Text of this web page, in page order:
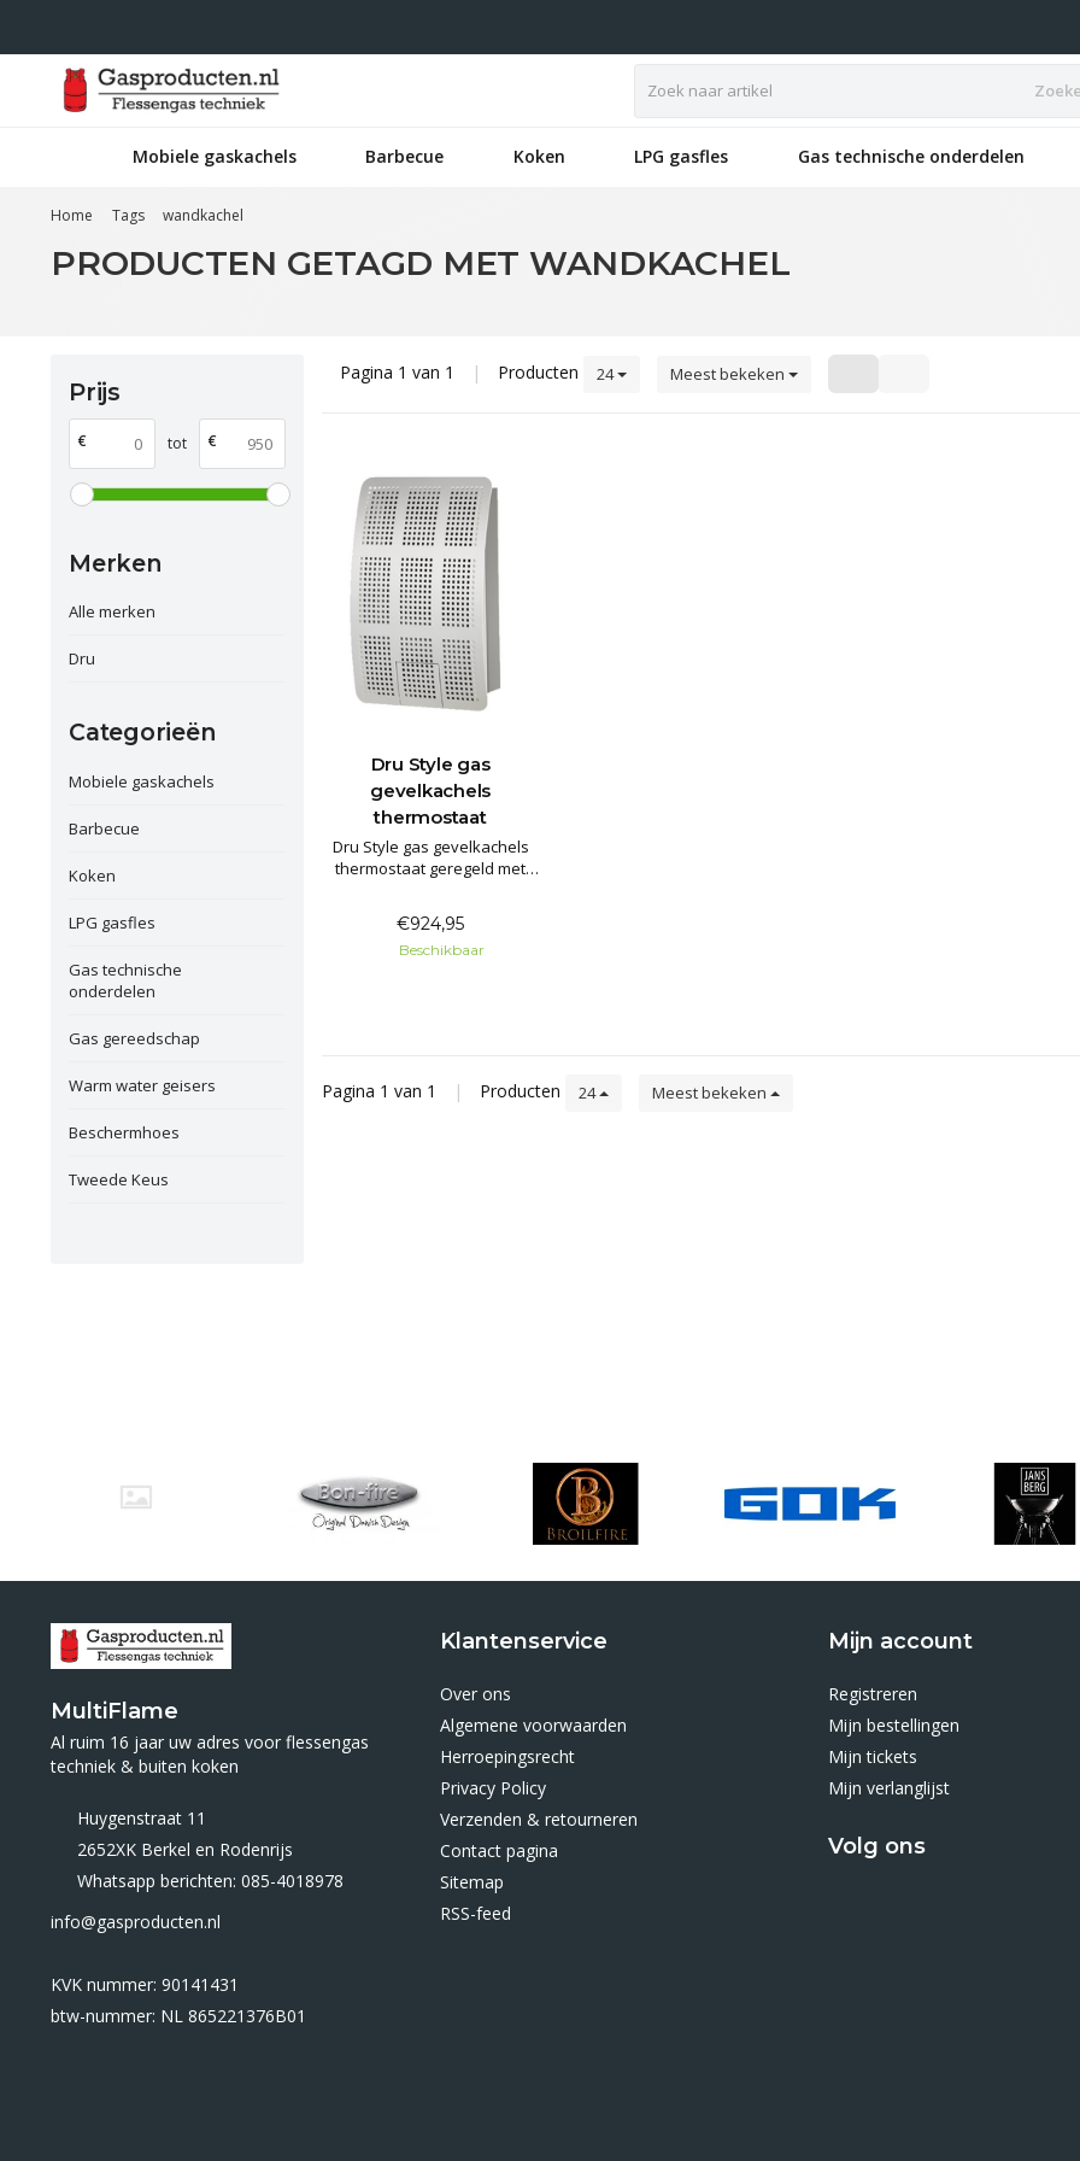
Mobiele gaskachels Barbecue Koken LPG gasfles Gas technische onderdelen
Home Tags wandkachel
PRODUCTEN GETAGD MET WANDKACHEL
Prijs
€ tot €
Merken
Alle merken
Dru
Categorieën
Mobiele gaskachels
Barbecue
Koken
LPG gasfles
Gas technische
onderdelen
Gas gereedschap
Warm water geisers
Beschermhoes
Tweede Keus
Pagina 1 van 1 | Producten 24 Meest bekeken
Dru Style gas
gevelkachels
thermostaat
Dru Style gas gevelkachels
thermostaat geregeld met
vormgegeven gevelkachels
met een flinke capaciteit en
een hoog rendement (HR+).
€924,95
Beschikbaar
Pagina 1 van 1 | Producten 24 Meest bekeken
MultiFlame
Al ruim 16 jaar uw adres voor flessengas
techniek & buiten koken
Huygenstraat 11
2652XK Berkel en Rodenrijs
Whatsapp berichten: 085-4018978
info@gasproducten.nl
KVK nummer: 90141431
btw-nummer: NL 865221376B01
Klantenservice
Over ons
Algemene voorwaarden
Herroepingsrecht
Privacy Policy
Verzenden & retourneren
Contact pagina
Sitemap
RSS-feed
Mijn account
Registreren
Mijn bestellingen
Mijn tickets
Mijn verlanglijst
Volg ons